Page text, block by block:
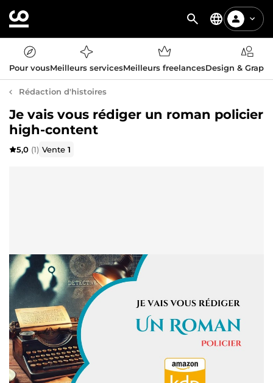
Pour vousMeilleurs servicesMeilleurs freelancesDesign &
Rédaction d'histoires
Je vais vous rédiger un roman policier
high-content
5,0 (1) Vente1